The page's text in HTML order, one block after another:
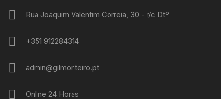
Rua Joaquim Valentim Correia, 30 - r/c Dtº
+351 912284314
admin@gilmonteiro.pt
Online 24 Horas